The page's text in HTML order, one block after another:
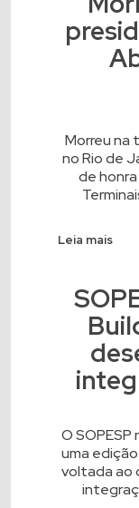
Morreu na
no Rio de
de
Leia mais
O SOPESP
uma
voltada ao